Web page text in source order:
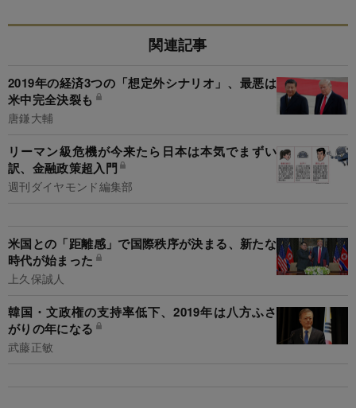
関連記事
2019年の経済3つの「想定外シナリオ」、最悪は
米中完全決裂も
唐鎌大輔
リーマン級危機が今来たら日本は本気でまずい
訳、金融政策超入門
週刊ダイヤモンド編集部
米国との「距離感」で国際秩序が決まる、新たな
時代が始まった
上久保誠人
韓国・文政権の支持率低下、2019年は八方ふさ
がりの年になる
武藤正敏